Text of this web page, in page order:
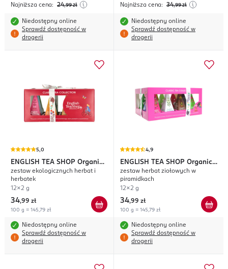
Najniższa cena: 24,99 zł
Niedostępny online
Sprawdź dostępność w
drogerii
Najniższa cena: 34,99 zł
Niedostępny online
Sprawdź dostępność w
drogerii
5,0
ENGLISH TEA SHOP Organic
Classic Tea Collection
zestaw ekologicznych herbat i
herbatek
12x2 g
34,99 zł
100 g = 145,79 zł
Niedostępny online
Sprawdź dostępność w
drogerii
4,9
ENGLISH TEA SHOP Organic
Classic Tea Collection
zestaw herbat ziołowych w
piramidkach
12x2 g
34,99 zł
100 g = 145,79 zł
Niedostępny online
Sprawdź dostępność w
drogerii